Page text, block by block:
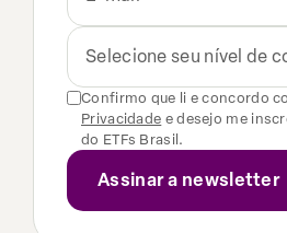
Selecione seu nível de
Confirmo que li e concordo
Privacidade e desejo me
do ETFs Brasil.